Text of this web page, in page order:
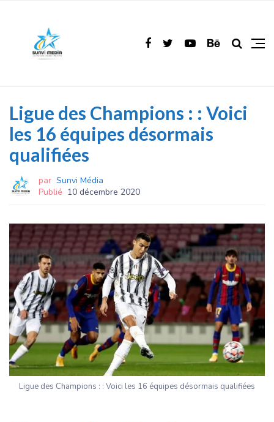
Ligue des Champions : : Voici
les 16 équipes désormais
qualifiées
par Sunvi Média
Publié 10 décembre 2020
Ligue des Champions : : Voici les 16 équipes désormais qualifiées